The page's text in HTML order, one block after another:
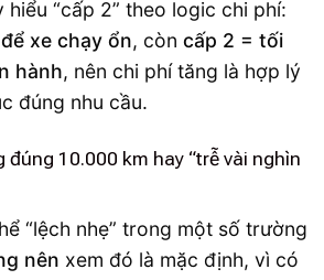
hiểu “cấp 2” theo logic chi phí:
xe chạy ổn, còn cấp 2 = tối
hành, nên chi phí tăng là hợp lý
đúng nhu cầu.
đúng 10.000 km hay “trễ vài nghìn
“lệch nhẹ” trong một số trường
nên xem đó là mặc định, vì có